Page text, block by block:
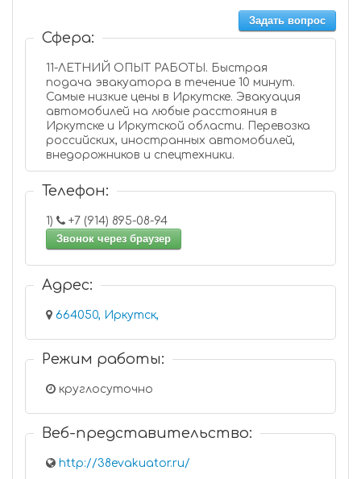
Задать вопрос
Сфера:
11-ЛЕТНИЙ ОПЫТ РАБОТЫ. Быстрая
подача эвакуатора в течение 10 минут.
Самые низкие цены в Иркутске. Эвакуация
автомобилей на любые расстояния в
Иркутске и Иркутской области. Перевозка
российских, иностранных автомобилей,
внедорожников и спецтехники.
Телефон:
1)
+7 (914) 895-08-94
Звонок через браузер
Адрес:
664050, Иркутск,
Режим работы:
круглосуточно
Веб-представительство:
http://38evakuator.ru/